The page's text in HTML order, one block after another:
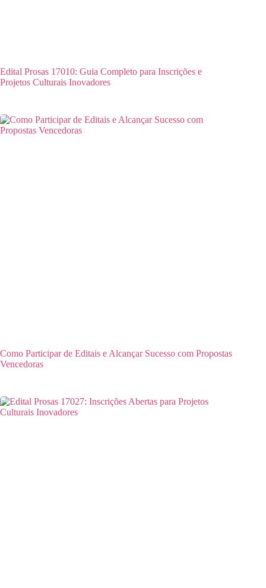
Edital Prosas 17010: Guia Completo para Inscrições e
Projetos Culturais Inovadores
Como Participar de Editais e Alcançar Sucesso com Propostas
Vencedoras